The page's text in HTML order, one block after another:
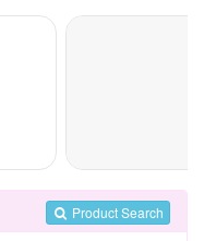
Product Search